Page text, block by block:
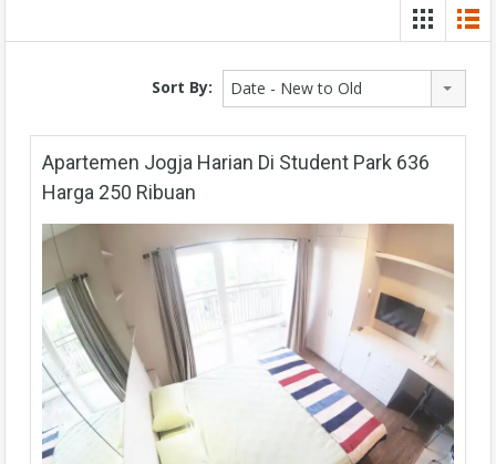
Sort By: Date - New to Old
Apartemen Jogja Harian Di Student Park 636
Harga 250 Ribuan